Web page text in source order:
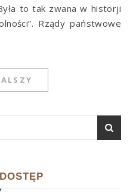
to tak zwana w historji
Rządy państwowe